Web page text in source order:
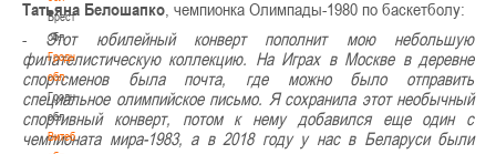
Брестская
обл
Гродненская
обл
Гродненская
обл
Витебская
Татьяна Белошапко , чемпионка Олимпады-1980 по баскетболу:
- Этот юбилейный конверт пополнит мою небольшую
филателистическую коллекцию. На Играх в Москве в деревне
спортсменов была почта, где можно было отправить
специальное олимпийское письмо. Я сохранила этот необычный
спортивный конверт, потом к нему добавился еще один с
чемпионата мира-1983, а в 2018 году у нас в Беларуси были